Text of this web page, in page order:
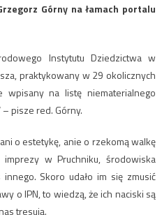
Górny na łamach portalu
Instytutu Dziedzictwa w
praktykowany w 29 okolicznych
wpisany na listę niematerialnego
– pisze red. Górny.
o estetykę, anie o rzekomą walkę
w Pruchniku, środowiska
Skoro udało im się zmusić
o IPN, to wiedzą, że ich naciski są
tresują.